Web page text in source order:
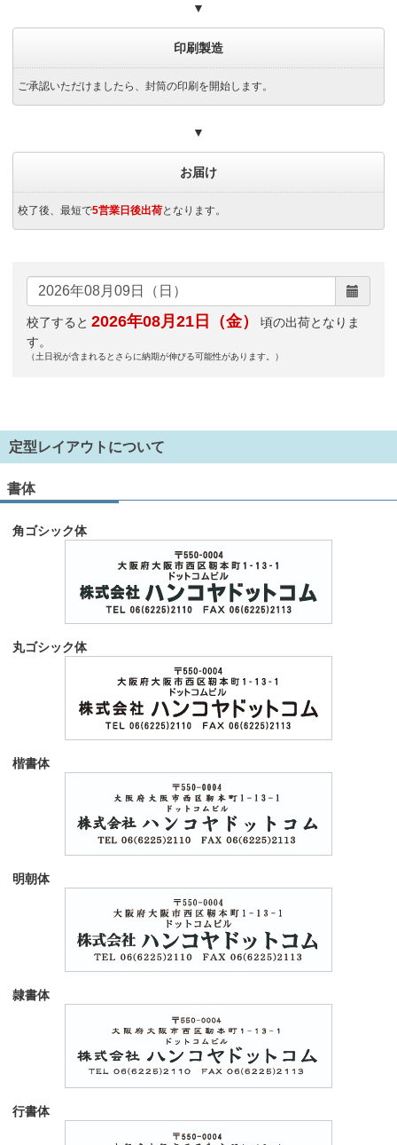
▼
印刷製造
ご承認いただけましたら、封筒の印刷を開始します。
▼
お届け
校了後、最短で5営業日後出荷となります。
校了すると 2026年08月21日（金）
頃の出荷となりま
す。
（土日祝が含まれるとさらに納期が伸びる可能性があります。）
定型レイアウトについて
書体
角ゴシック体
丸ゴシック体
楷書体
明朝体
隷書体
行書体